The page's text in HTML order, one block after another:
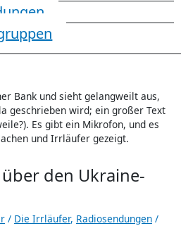
den Ukraine-
/ Die Irrläufer, Radiosendungen /